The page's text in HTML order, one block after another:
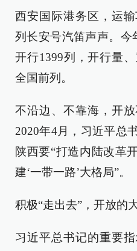
西安国际港务区，运
列长安号汽笛声声。今
开行1399列，开行量
全国前列。
不沿边、不靠海，开放
2020年4月，习近平总
陕西要“打造内陆改革
建‘一带一路’大格局”。
积极“走出去”，开放的
习近平总书记的重要